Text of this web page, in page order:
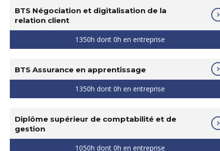
BTS Négociation et digitalisation de la
relation client
1350h dont 0h en entreprise
BTS Assurance en apprentissage
1350h dont 0h en entreprise
Diplôme supérieur de comptabilité et de
gestion
1050h dont 0h en entreprise